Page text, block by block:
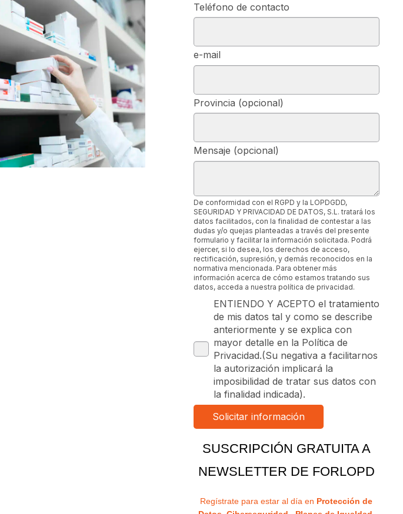
Teléfono de contacto
e-mail
Provincia (opcional)
Mensaje (opcional)
De conformidad con el RGPD y la LOPDGDD,
SEGURIDAD Y PRIVACIDAD DE DATOS, S.L. tratará los
datos facilitados, con la finalidad de contestar a las
dudas y/o quejas planteadas a través del presente
formulario y facilitar la información solicitada. Podrá
ejercer, si lo desea, los derechos de acceso,
rectificación, supresión, y demás reconocidos en la
normativa mencionada. Para obtener más
información acerca de cómo estamos tratando sus
datos, acceda a nuestra política de privacidad.
ENTIENDO Y ACEPTO el tratamiento
de mis datos tal y como se describe
anteriormente y se explica con
mayor detalle en la Política de
Privacidad.(Su negativa a facilitarnos
la autorización implicará la
imposibilidad de tratar sus datos con
la finalidad indicada).
SUSCRIPCIÓN GRATUITA A
NEWSLETTER DE FORLOPD
Regístrate para estar al día en Protección de